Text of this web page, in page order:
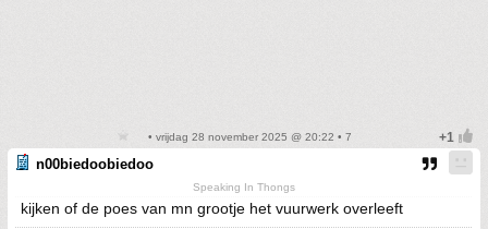
• vrijdag 28 november 2025 @ 20:22 • 7
n00biedoobiedoo
Speaking In Thongs
kijken of de poes van mn grootje het vuurwerk overleeft